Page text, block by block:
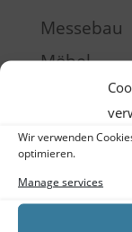
Wir verwenden
optimieren.
Manage services
Messebau
Möbel
Schulung
Training